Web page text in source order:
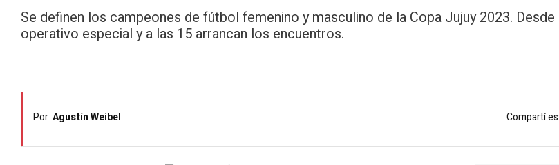
Se definen los campeones de fútbol femenino y masculino de la Copa Jujuy 2023. Desde
operativo especial y a las 15 arrancan los encuentros.
Por Agustín Weibel Compartí